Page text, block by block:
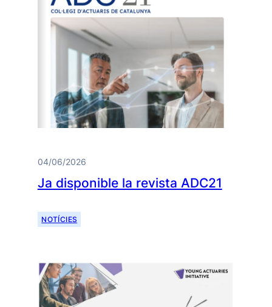
04/06/2026
Ja disponible la revista ADC21
NOTÍCIES